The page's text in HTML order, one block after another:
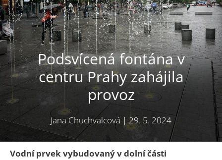
Podsvícená fontána v
centru Prahy zahájila
provoz
Jana Chuchvalcová|29. 5. 2024
Vodní prvek vybudovaný v dolní části